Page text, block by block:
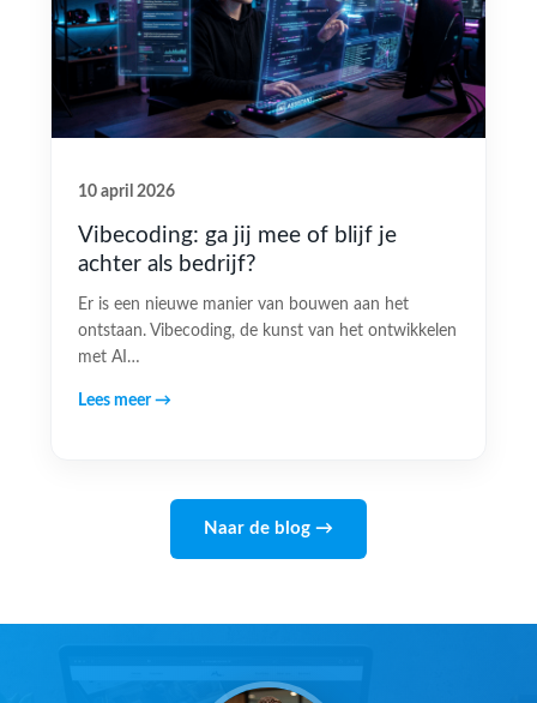
10 april 2026
Vibecoding: ga jij mee of blijf je
achter als bedrijf?
Er is een nieuwe manier van bouwen aan het
ontstaan. Vibecoding, de kunst van het ontwikkelen
met AI…
Lees meer →
Naar de blog →